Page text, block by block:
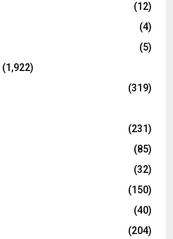
(12)
(4)
(5)
(1,922)
(319)
(231)
(85)
(32)
(150)
(40)
(204)